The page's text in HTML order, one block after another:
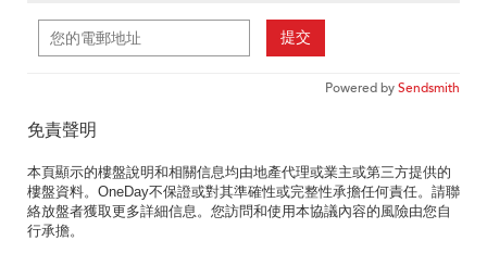
提交
Powered bySendsmith
免責聲明
本頁顯示的樓盤說明和相關信息均由地產代理或業主或第三方提供的
樓盤資料。OneDay不保證或對其準確性或完整性承擔任何責任。請聯
絡放盤者獲取更多詳細信息。您訪問和使用本協議內容的風險由您自
行承擔。